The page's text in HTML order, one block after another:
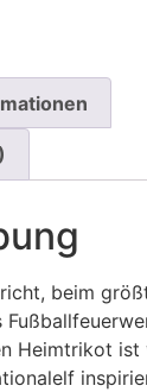
beim
Heimtrikot ist